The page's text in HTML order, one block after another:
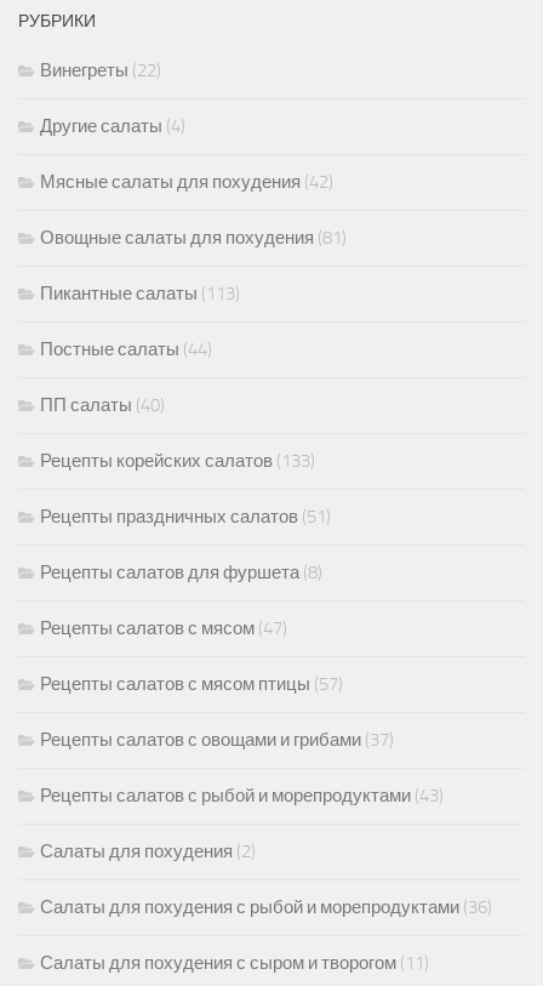
РУБРИКИ
Винегреты (22)
Другие салаты (4)
Мясные салаты для похудения (42)
Овощные салаты для похудения (81)
Пикантные салаты (113)
Постные салаты (44)
ПП салаты (40)
Рецепты корейских салатов (133)
Рецепты праздничных салатов (51)
Рецепты салатов для фуршета(8)
Рецепты салатов с мясом (47)
Рецепты салатов с мясом птицы (57)
Рецепты салатов с овощами и грибами (37)
Рецепты салатов с рыбой и морепродуктами (43)
Салаты для похудения (2)
Салаты для похудения с рыбой и морепродуктами (36)
Салаты для похудения с сыром и творогом (11)